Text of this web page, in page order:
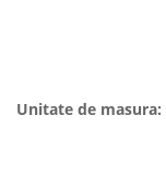
Unitate de masura: